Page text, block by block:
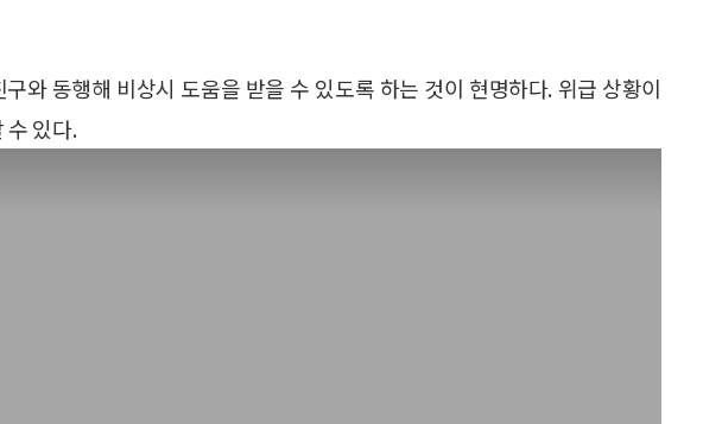
와 동행해 비상시 도움을 받을 수 있도록 하는 것이 현명하다. 위급 상황이
수 있다.